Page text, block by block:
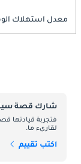
معدل استهلاك
شارك قصة
فتجربة قيادتها
لقارىء ما.
اكتب تقييم